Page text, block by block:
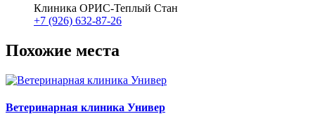
Клиника ОРИС-Теплый Стан
+7 (926) 632-87-26
Похожие места
Ветеринарная клиника Универ